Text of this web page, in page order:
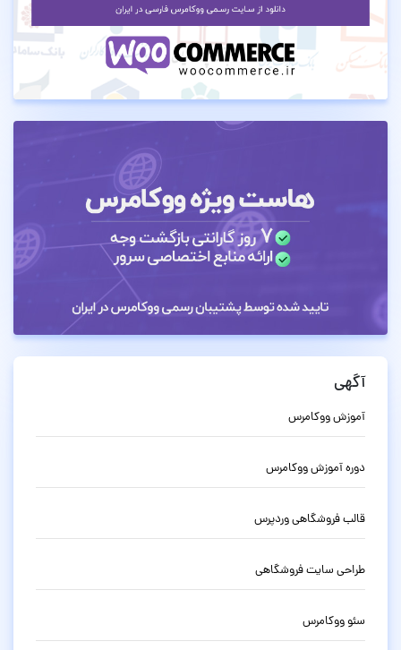
آگهی
آموزش ووکامرس
دوره آموزش ووکامرس
قالب فروشگاهی وردپرس
طراحی سایت فروشگاهی
سئو ووکامرس